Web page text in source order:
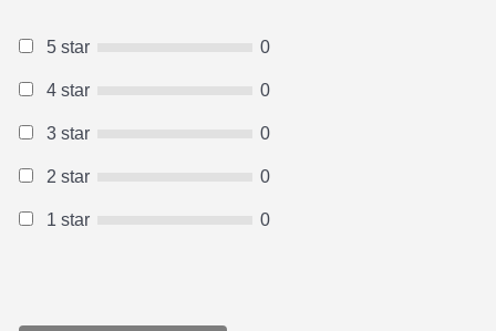
5 star 0
4 star 0
3 star 0
2 star 0
1 star 0